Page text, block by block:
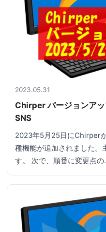
2023.05.31
Chirper バージョンア
SNS
2023年5月25日にChirper
種機能が追加されました。
す。 次で、順番に変更点